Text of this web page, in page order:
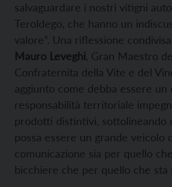
salvaguardare i nostri vitigni
Teroldego, che hanno un
valore”. Una riflessione
Mauro Leveghi , Gran Maestro
Confraternita della Vite e del
aggiunto come debba essere un
responsabilità territoriale
prodotti distintivi, sottolineando
possa essere un grande veicolo
comunicazione sia per quello
bicchiere che per quello che sta